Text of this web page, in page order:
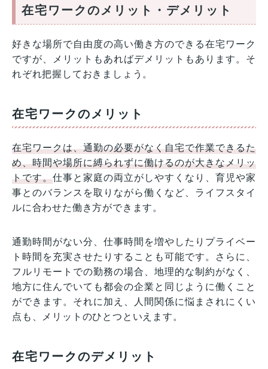
在宅ワークのメリット・デメリット
好きな場所で自由度の高い働き方のできる在宅ワーク
ですが、メリットもあればデメリットもあります。そ
れぞれ把握しておきましょう。
在宅ワークのメリット
在宅ワークは、通勤の必要がなく自宅で作業できるた
め、時間や場所に縛られずに働けるのが大きなメリッ
トです。仕事と家庭の両立がしやすくなり、育児や家
事とのバランスを取りながら働くなど、ライフスタイ
ルに合わせた働き方ができます。
通勤時間がない分、仕事時間を増やしたりプライベー
ト時間を充実させたりすることも可能です。さらに、
フルリモートでの勤務の場合、地理的な制約がなく、
地方に住んでいても都会の企業と同じように働くこと
ができます。それに加え、人間関係に悩まされにくい
点も、メリットのひとつといえます。
在宅ワークのデメリット